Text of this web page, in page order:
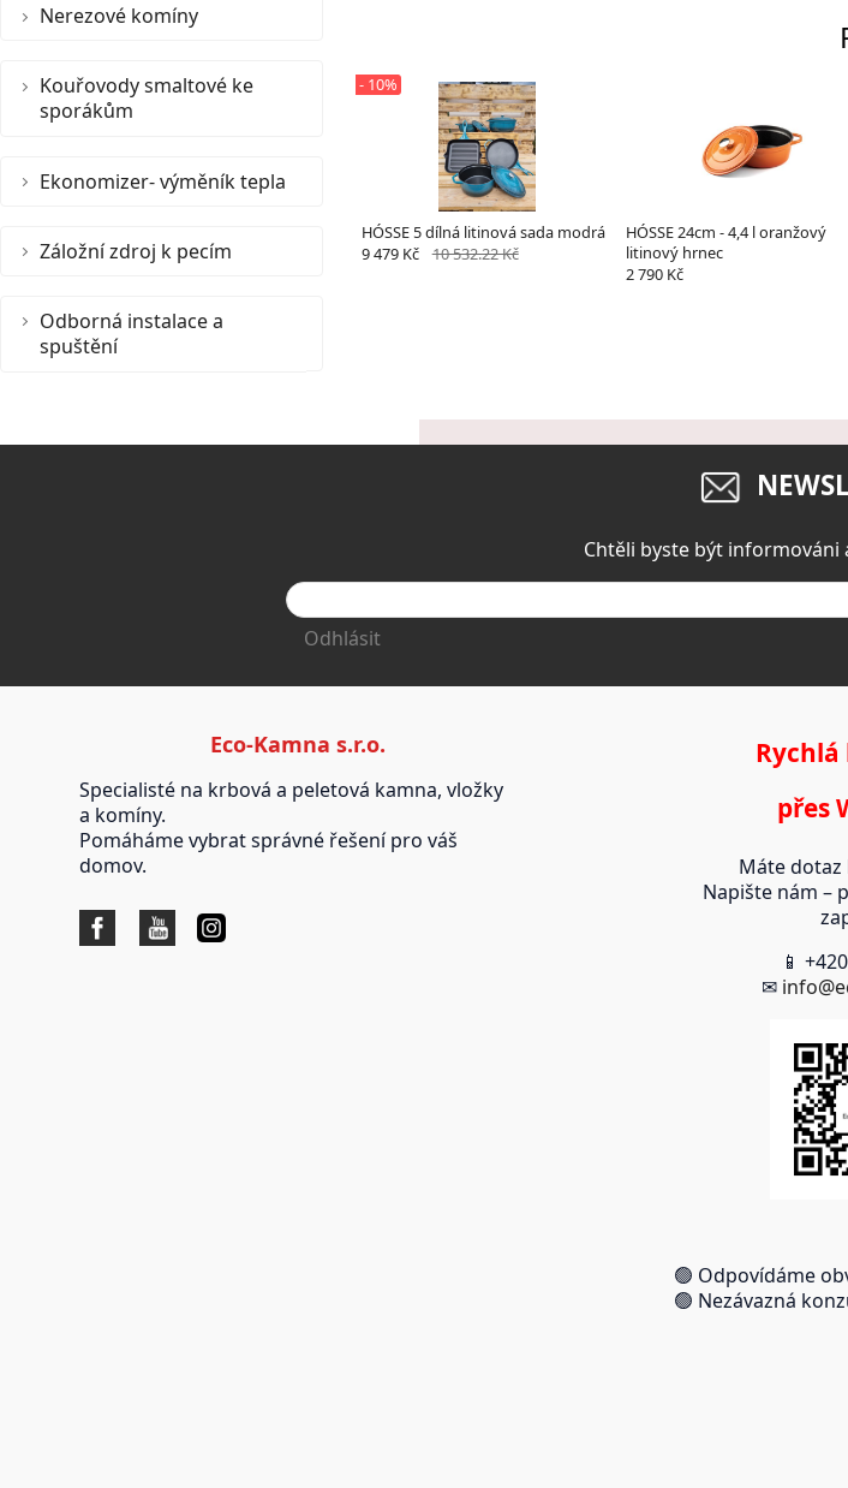
Nerezové komíny
Kouřovody smaltové ke
sporákům
Ekonomizer- výměník tepla
Záložní zdroj k pecím
Odborná instalace a
spuštění
HÓSSE 5 dílná litinová sada modrá
- 10%
9 479 Kč 10 532.22 Kč
HÓSSE 24cm - 4,4 l oranžový
litinový hrnec
2 790 Kč
Chtěli byste být informováni
Odhlásit
Eco-Kamna s.r.o.
Specialisté na krbová a peletová kamna, vložky
a komíny.
Pomáháme vybrat správné řešení pro váš
domov.
přes
Máte dotaz
Napište nám –
📱
✉
🟢 Odpovídáme
🟢 Nezávazná